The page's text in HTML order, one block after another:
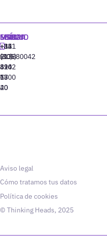
MADRID
+34
91
310
77
40
MIAMI
+1
(305)
424
13
20
SEÚL
+82
(10)
8942
6800
LISBOA
‪+351
213880042
Aviso legal
Cómo tratamos tus datos
Política de cookies
© Thinking Heads, 2025